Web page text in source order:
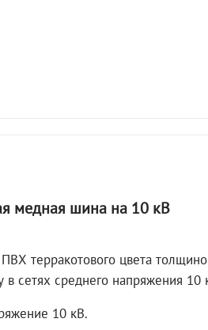
медная шина на 10 кВ
терракотового цвета
в сетях среднего напряжения 10
10 кВ.